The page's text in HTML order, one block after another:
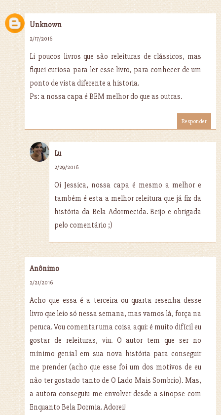
Unknown
2/17/2016
Li poucos livros que são releituras de clássicos, mas
fiquei curiosa para ler esse livro, para conhecer de um
ponto de vista diferente a historia.
Ps: a nossa capa é BEM melhor do que as outras.
Responder
Lu
2/29/2016
Oi Jessica, nossa capa é mesmo a melhor e
também é esta a melhor releitura que já fiz da
história da Bela Adormecida. Beijo e obrigada
pelo comentário ;)
Anônimo
2/21/2016
Acho que essa é a terceira ou quarta resenha desse
livro que leio só nessa semana, mas vamos lá, força na
peruca. Vou comentar uma coisa aqui: é muito difícil eu
gostar de releituras, viu. O autor tem que ser no
mínimo genial em sua nova história para conseguir
me prender (acho que esse foi um dos motivos de eu
não ter gostado tanto de O Lado Mais Sombrio). Mas,
a autora conseguiu me envolver desde a sinopse com
Enquanto Bela Dormia. Adorei!